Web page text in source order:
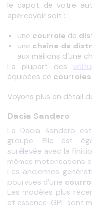
le capot de votre
apercevoir soit :
une courroie de
une chaîne de
aux maillons d’une
La plupart des
équipées de courroies
Voyons plus en détail
Dacia Sandero
La Dacia Sandero
groupe. Elle est
surélevée avec la
mêmes motorisations
Les anciennes
pourvues d’une
Les modèles plus
et essence-GPL sont